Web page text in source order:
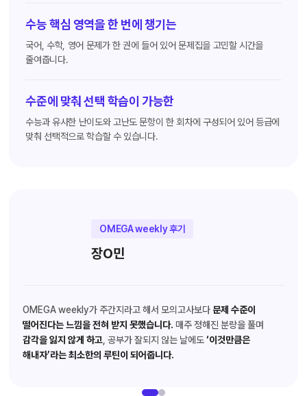
수능 핵심 영역을 한 번에 챙기는
국어, 수학, 영어 문제가 한 권에 들어 있어 문제집을 고민할 시간을
줄여줍니다.
수준에 맞춰 선택 학습이 가능한
수능과 유사한 난이도와 고난도 문항이 한 회차에 구성되어 있어 등급에
맞춰 선택적으로 학습할 수 있습니다.
OMEGA weekly 후기
장O민
OMEGA weekly가 주간지라고 해서 모의고사보다 문제 수준이
떨어진다는 느낌을 전혀 받지 못했습니다. 매주 정해진 분량을 풀며
감각을 잃지 않게 하고 , 공부가 잘되지 않는 날에도‘이것만큼은
해내자’라는 최소한의 루틴이 되어줍니다.